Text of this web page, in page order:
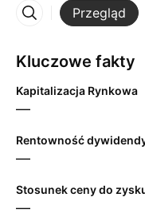
Przegląd
Więcej
Kluczowe fakty
Kapitalizacja Rynkowa
—
Rentowność
—
Stosunek ceny do
—